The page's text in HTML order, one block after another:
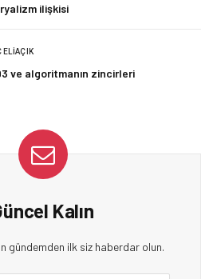
ilişkisi
ELIAÇIK
ve algoritmanın zincirleri
Kalın
gündemden ilk siz haberdar olun.